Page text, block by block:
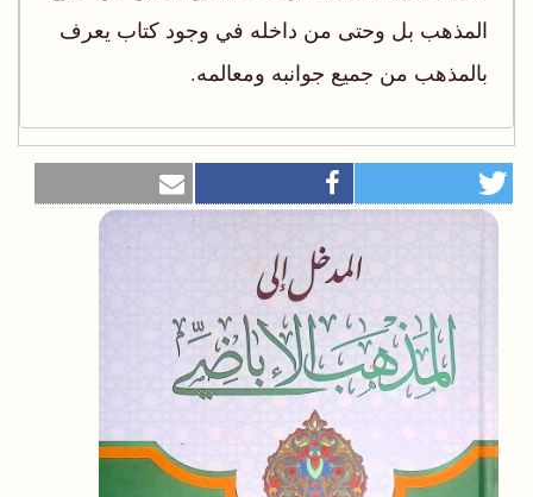
المذهب بل وحتى‬ ‫من داخله في وجود كتاب يعرف
بالمذهب من جميع جوانبه ومعالمه‪.‬‬